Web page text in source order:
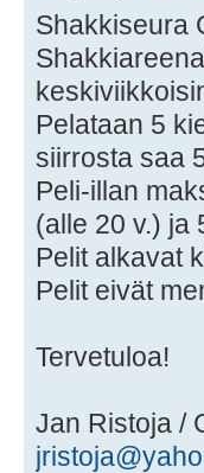
Shakkiseura
Pelataan 5
siirrosta saa
Peli-illan
(alle 20 v.) ja
Pelit alkavat
Pelit eivät
Tervetuloa!
Jan Ristoja /